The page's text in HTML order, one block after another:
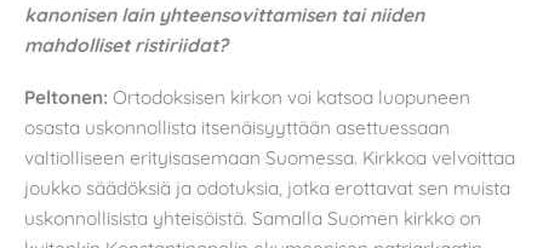
kanonisen lain yhteensovittamisen tai niiden
mahdolliset ristiriidat?
Peltonen: Ortodoksisen kirkon voi katsoa luopuneen
osasta uskonnollista itsenäisyyttään asettuessaan
valtiolliseen erityisasemaan Suomessa. Kirkkoa velvoittaa
joukko säädöksiä ja odotuksia, jotka erottavat sen muista
uskonnollisista yhteisöistä. Samalla Suomen kirkko on